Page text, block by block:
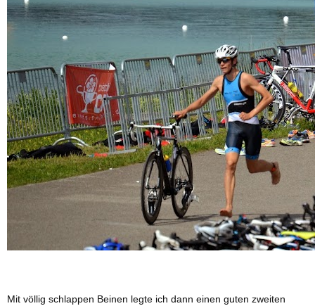
Mit völlig schlappen Beinen legte ich dann einen guten zweiten